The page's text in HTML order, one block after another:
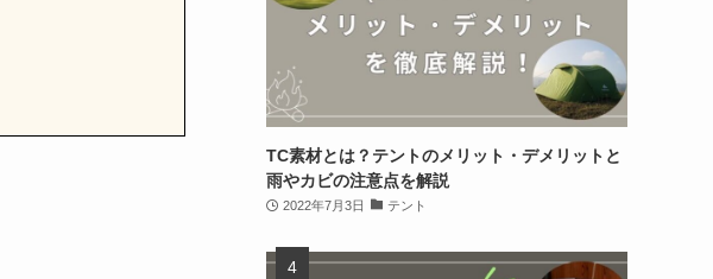
TC素材とは？テントのメリット・デメリットと
雨やカビの注意点を解説
2022年7月3日 テント